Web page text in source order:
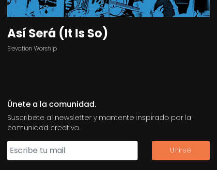
Así Será (It Is So)
Elevation Worship
Únete a la comunidad.
Suscribete al newsletter y mantente inspirado por la
comunidad creativa.